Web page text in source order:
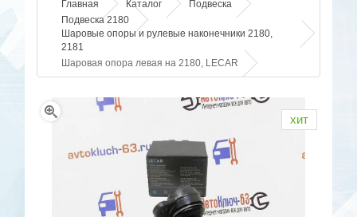
Главная Каталог
Подвеска
Подвеска 2180
Шаровые опоры и рулевые наконечники 2180,
2181
Шаровая опора левая на 2180, LECAR
хит